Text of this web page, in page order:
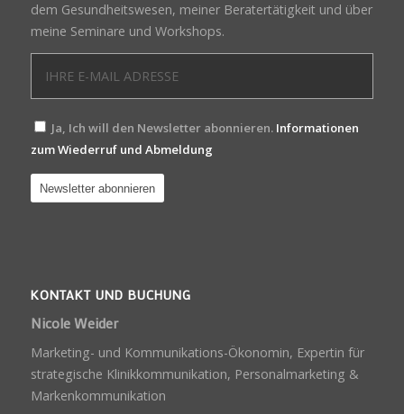
dem Gesundheitswesen, meiner Beratertätigkeit und über
meine Seminare und Workshops.
Ja, Ich will den Newsletter abonnieren. Informationen
zum Wiederruf und Abmeldung
KONTAKT UND BUCHUNG
Nicole Weider
Marketing- und Kommunikations-Ökonomin, Expertin für
strategische Klinikkommunikation, Personalmarketing &
Markenkommunikation